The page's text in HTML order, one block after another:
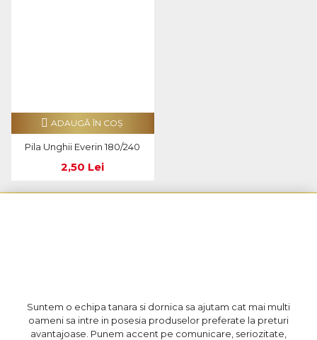
Pila Unghii Everin 180/240
2,50 Lei
ADAUGĂ ÎN COŞ
Suntem o echipa tanara si dornica sa ajutam cat mai multi
oameni sa intre in posesia produselor preferate la preturi
avantajoase. Punem accent pe comunicare, seriozitate,